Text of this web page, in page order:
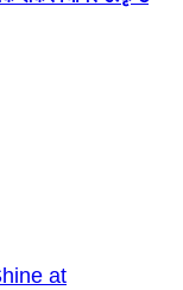
at